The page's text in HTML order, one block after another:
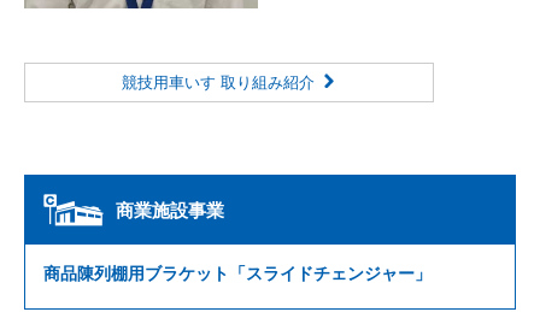
競技用車いす 取り組み紹介
商業施設事業
商品陳列棚用ブラケット「スライドチェンジャー」